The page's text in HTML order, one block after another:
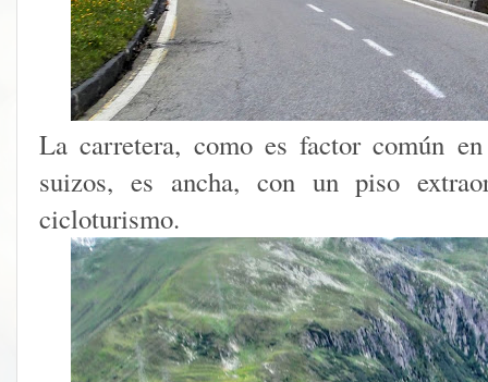
La carretera, como es factor común
suizos, es ancha, con un piso
cicloturismo.